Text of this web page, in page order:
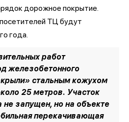
дорожное покрытие.
ТЦ будут
года.
работ
железобетонного
стальным кожухом
25 метров. Участок
не запущен, но на объекте
перекачивающая